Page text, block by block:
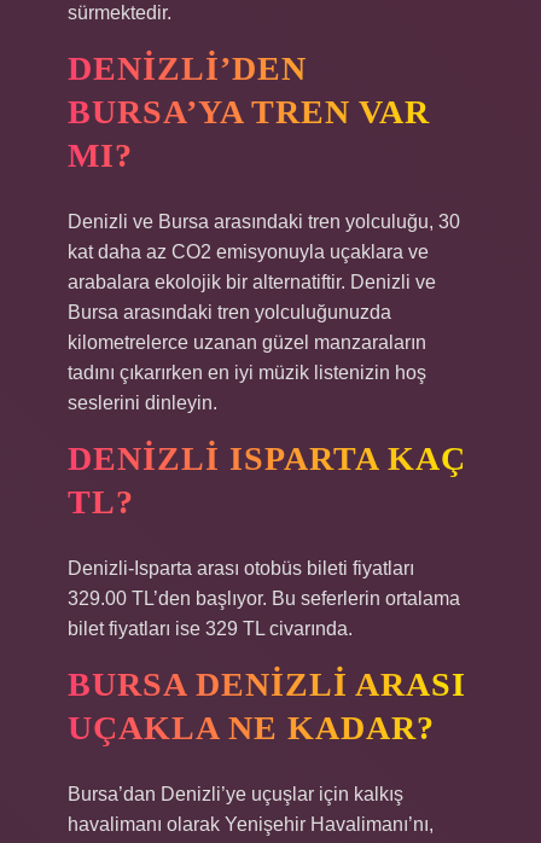
sürmektedir.
DENIZLI’DEN
BURSA’YA TREN VAR
MI?
Denizli ve Bursa arasındaki tren yolculuğu, 30
kat daha az CO2 emisyonuyla uçaklara ve
arabalara ekolojik bir alternatiftir. Denizli ve
Bursa arasındaki tren yolculuğunuzda
kilometrelerce uzanan güzel manzaraların
tadını çıkarırken en iyi müzik listenizin hoş
seslerini dinleyin.
DENIZLI ISPARTA KAÇ
TL?
Denizli-Isparta arası otobüs bileti fiyatları
329.00 TL’den başlıyor. Bu seferlerin ortalama
bilet fiyatları ise 329 TL civarında.
BURSA DENIZLI ARASI
UÇAKLA NE KADAR?
Bursa’dan Denizli’ye uçuşlar için kalkış
havalimanı olarak Yenişehir Havalimanı’nı,